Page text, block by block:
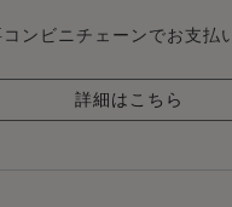
ンビニチェーンでお支払
詳細はこちら